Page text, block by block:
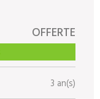
OFFERTE
3 an(s)